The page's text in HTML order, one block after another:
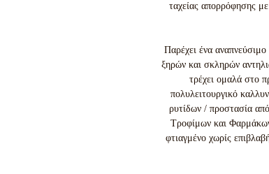
ταχείας απορρόφησης
Παρέχει ένα
ξηρών και σκληρών
τρέχει ομαλά στο
πολυλειτουργικό
ρυτίδων / προστασία
Τροφίμων και
φτιαγμένο χωρίς